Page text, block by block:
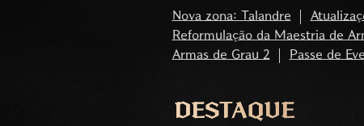
Nova zona: Talandre
Reformulação da Maestria de
Armas de Grau 2
Passe de
DESTAQUE